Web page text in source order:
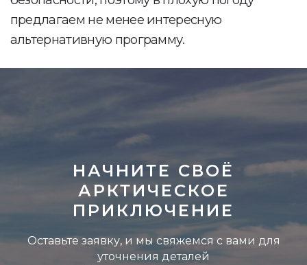
НАЧНИТЕ СВОЁ
АРКТИЧЕСКОЕ
ПРИКЛЮЧЕНИЕ
Оставьте заявку, и мы свяжемся с вами для
уточнения деталей